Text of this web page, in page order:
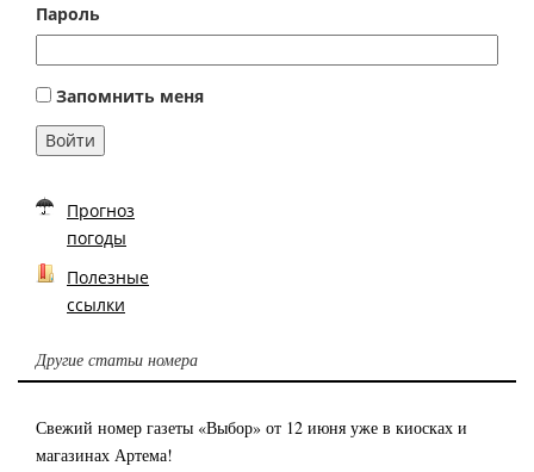
Пароль
Запомнить меня
Войти
Прогноз
погоды
Полезные
ссылки
Другие статьи номера
Свежий номер газеты «Выбор» от 12 июня уже в киосках и
магазинах Артема!